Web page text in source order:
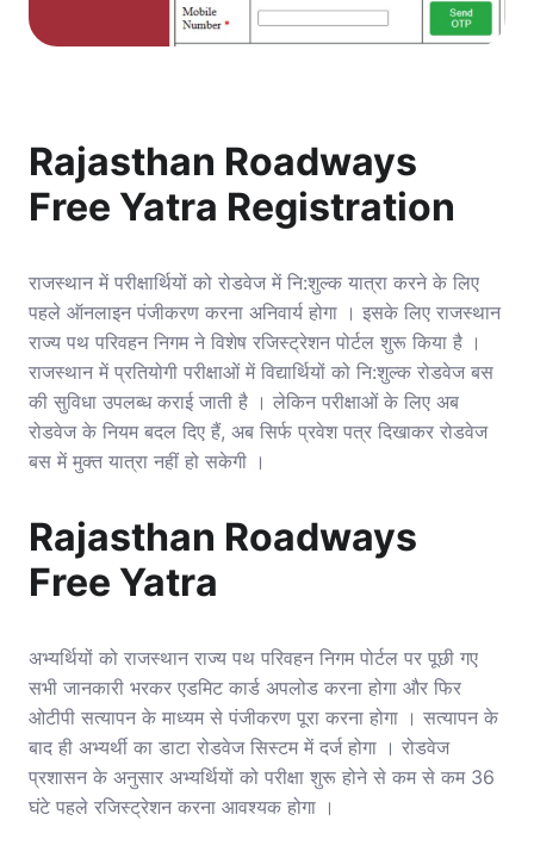
Rajasthan Roadways
Free Yatra Registration
राजस्थान में परीक्षार्थियों को रोडवेज में नि:शुल्क यात्रा करने के लिए
पहले ऑनलाइन पंजीकरण करना अनिवार्य होगा । इसके लिए राजस्थान
राज्य पथ परिवहन निगम ने विशेष रजिस्ट्रेशन पोर्टल शुरू किया है ।
राजस्थान में प्रतियोगी परीक्षाओं में विद्यार्थियों को नि:शुल्क रोडवेज बस
की सुविधा उपलब्ध कराई जाती है । लेकिन परीक्षाओं के लिए अब
रोडवेज के नियम बदल दिए हैं, अब सिर्फ प्रवेश पत्र दिखाकर रोडवेज
बस में मुक्त यात्रा नहीं हो सकेगी ।
Rajasthan Roadways
Free Yatra
अभ्यर्थियों को राजस्थान राज्य पथ परिवहन निगम पोर्टल पर पूछी गए
सभी जानकारी भरकर एडमिट कार्ड अपलोड करना होगा और फिर
ओटीपी सत्यापन के माध्यम से पंजीकरण पूरा करना होगा । सत्यापन के
बाद ही अभ्यर्थी का डाटा रोडवेज सिस्टम में दर्ज होगा । रोडवेज
प्रशासन के अनुसार अभ्यर्थियों को परीक्षा शुरू होने से कम से कम 36
घंटे पहले रजिस्ट्रेशन करना आवश्यक होगा ।